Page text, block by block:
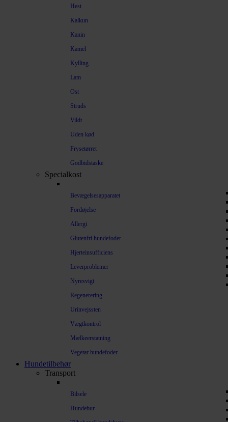
Hest
Kalkun
Kanin
Kamel
Kylling
Lam
Ost
Struds
Vildt
Uden kød
Frysetørret
Godbidstaske
Specialkost
Bevægelsesapparatet
Fordøjelse
Allergi
Glutenfri hundefoder
Hjerteinsufficiens
Leverproblemer
Nyresvigt
Regenerering
Urinvejssten
Vægtkontrol
Mælkeerstatning
Vegetar hundefoder
Hundetilbehør
Transport
Bilsele
Hundebur